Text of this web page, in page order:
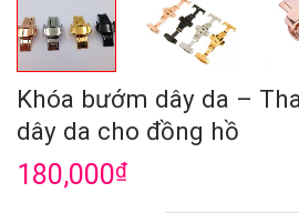
Khóa bướm dây da –
dây da cho đồng hồ
180,000₫